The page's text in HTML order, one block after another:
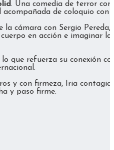
. Una comedia de terror
de coloquio con
la cámara con Sergio
cuerpo en acción e imaginar
lo que refuerza su conexión
y con firmeza, Iria contagia
y paso firme.